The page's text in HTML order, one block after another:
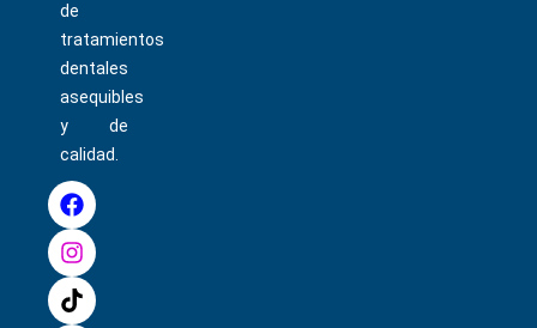
de
tratamientos
dentales
asequibles
y de
calidad.
F
a
c
e
b
o
I
n
s
t
a
g
T
i
k
t
o
k
P
i
n
t
e
r